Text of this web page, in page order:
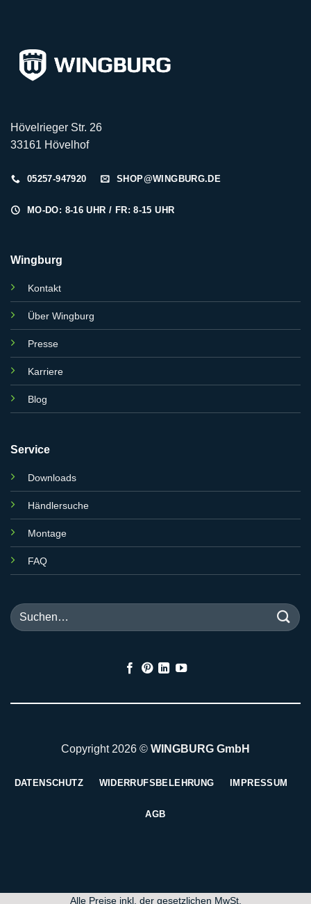
Hövelrieger Str. 26
33161 Hövelhof
05257-947920 SHOP@WINGBURG.DE
MO-DO: 8-16 UHR / FR: 8-15 UHR
Wingburg
Kontakt
Über Wingburg
Presse
Karriere
Blog
Service
Downloads
Händlersuche
Montage
FAQ
Suchen
nach:
Copyright 2026 © WINGBURG GmbH
DATENSCHUTZ WIDERRUFSBELEHRUNG IMPRESSUM
AGB
Alle Preise inkl. der gesetzlichen MwSt.